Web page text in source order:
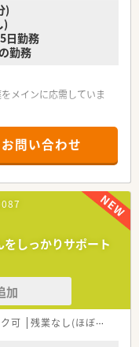
)
)
日勤務
勤務
メインに応需していま
て業務に取り組めま
ながら着実なスキルア
能で、30代の経験者で
のいく転職が実現でき
実に実施されるほか、
いるため将来も安心で
度があり、家賃の半額補
ち上げを強力に支援しま
お問い合わせ
しっかりサポート
加
可 残業なし(ほぼなし含む)